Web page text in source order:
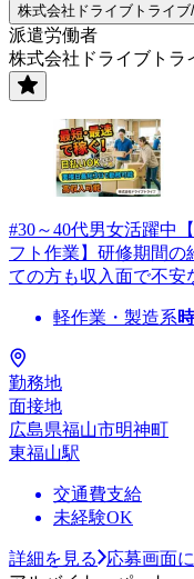
株式会社ドライブトライ
派遣労働者
株式会社ドライブトラ
#30～40代男女活躍中
フト作業】研修期間
ての方も収入面で不安
軽作業・製造系
勤務地
面接地
広島県福山市明神町
東福山駅
交通費支給
未経験OK
詳細を見る
応募画面